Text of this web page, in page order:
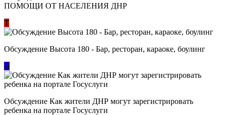
ПОМОЩИ ОТ НАСЕЛЕНИЯ ДНР
Т
Обсуждение Высота 180 - Бар, ресторан, караоке, боулинг
Л
Обсуждение Как жители ДНР могут зарегистрировать
ребенка на портале Госуслуги